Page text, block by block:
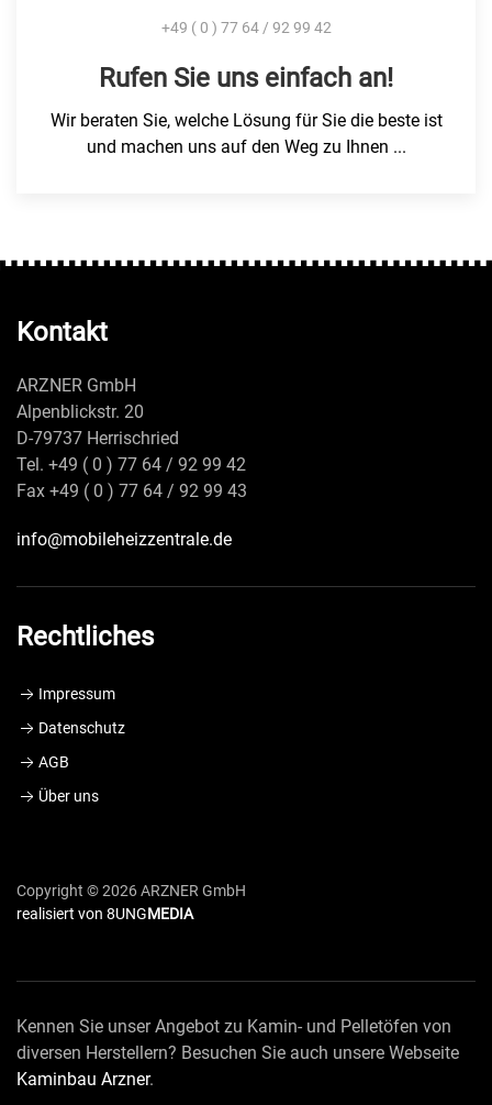
+49 ( 0 ) 77 64 / 92 99 42
Rufen Sie uns einfach an!
Wir beraten Sie, welche Lösung für Sie die beste ist
und machen uns auf den Weg zu Ihnen ...
Kontakt
ARZNER GmbH
Alpenblickstr. 20
D-79737 Herrischried
Tel. +49 ( 0 ) 77 64 / 92 99 42
Fax +49 ( 0 ) 77 64 / 92 99 43
info@mobileheizzentrale.de
Rechtliches
Impressum
Datenschutz
AGB
Über uns
Copyright ©2026 ARZNER GmbH
realisiert von 8UNGMEDIA
Kennen Sie unser Angebot zu Kamin- und Pelletöfen von
diversen Herstellern? Besuchen Sie auch unsere Webseite
Kaminbau Arzner.